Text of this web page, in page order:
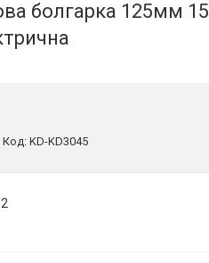
болгарка 125мм
Код: KD-KD3045